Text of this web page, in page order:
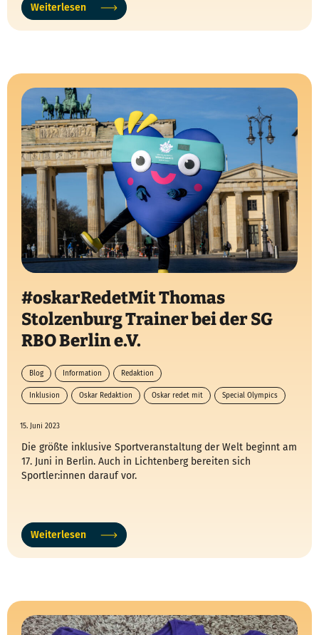
Weiterlesen
#oskarRedetMit Thomas
Stolzenburg Trainer bei der SG
RBO Berlin e.V.
Blog Information Redaktion
Inklusion Oskar Redaktion Oskar redet mit Special Olympics
15. Juni 2023
Die größte inklusive Sportveranstaltung der Welt beginnt am
17. Juni in Berlin. Auch in Lichtenberg bereiten sich
Sportler:innen darauf vor.
Weiterlesen